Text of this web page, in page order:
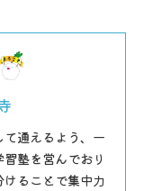
通えるよう、一
塾を営んでおり
ることで集中力